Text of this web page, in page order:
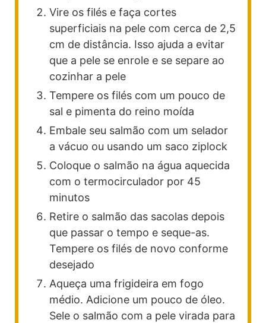
Vire os filés e faça cortes
superficiais na pele com cerca de 2,5
cm de distância. Isso ajuda a evitar
que a pele se enrole e se separe ao
cozinhar a pele
Tempere os filés com um pouco de
sal e pimenta do reino moída
Embale seu salmão com um selador
a vácuo ou usando um saco ziplock
Coloque o salmão na água aquecida
com o termocirculador por 45
minutos
Retire o salmão das sacolas depois
que passar o tempo e seque-as.
Tempere os filés de novo conforme
desejado
Aqueça uma frigideira em fogo
médio. Adicione um pouco de óleo.
Sele o salmão com a pele virada para